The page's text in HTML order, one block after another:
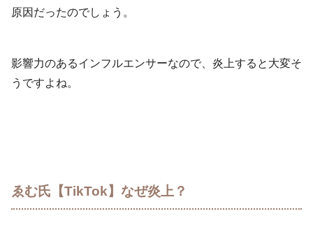
原因だったのでしょう。
影響力のあるインフルエンサーなので、炎上すると大変そ
うですよね。
ゑむ氏【TikTok】なぜ炎上？